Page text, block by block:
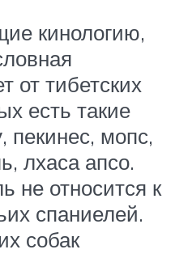
кинологию,
от тибетских
есть такие
пекинес, мопс,
лхаса апсо.
не относится к
спаниелей.
собак